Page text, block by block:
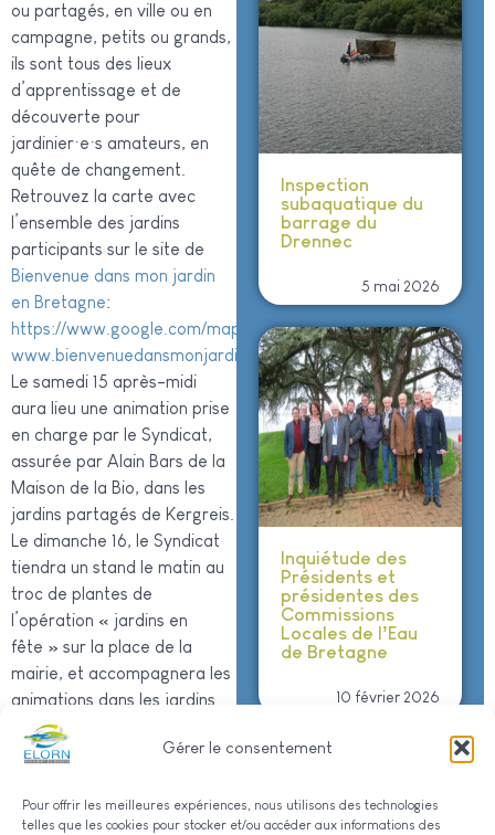
Gérer le consentement
Pour offrir les meilleures expériences, nous utilisons des technologies
telles que les cookies pour stocker et/ou accéder aux informations des
ou partagés, en ville ou en
campagne, petits ou grands,
ils sont tous des lieux
d’apprentissage et de
découverte pour
jardinier·e·s amateurs, en
quête de changement.
Retrouvez la carte avec
l’ensemble des jardins
participants sur le site de
Bienvenue dans mon jardin
en Bretagne:
https://www.google.com/maps/d/viewer…
www.bienvenuedansmonjardinbretagne.org
Le samedi 15 après-midi
aura lieu une animation prise
en charge par le Syndicat,
assurée par Alain Bars de la
Maison de la Bio, dans les
jardins partagés de Kergreis.
Le dimanche 16, le Syndicat
tiendra un stand le matin au
troc de plantes de
l’opération « jardins en
fête » sur la place de la
mairie, et accompagnera les
animations dans les jardins
et à la Maison de la Rivière
l’après-midi.
Inspection
subaquatique du
barrage du
Drennec
5 mai 2026
Inquiétude des
Présidents et
présidentes des
Commissions
Locales de l’Eau
de Bretagne
10 février 2026
Voir tous les articles